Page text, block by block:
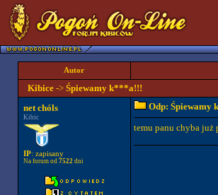
Autor
Kibice-> Śpiewamy k***a!!!
net chóls
Kibic
IP: zapisany
Na forum od 7522dni
Odp: Śpiewamy
temu panu chyba już